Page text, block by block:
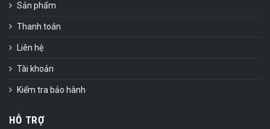
Sản phẩm
Thanh toán
Liên hệ
Tài khoản
Kiểm tra bảo hành
HỖ TRỢ